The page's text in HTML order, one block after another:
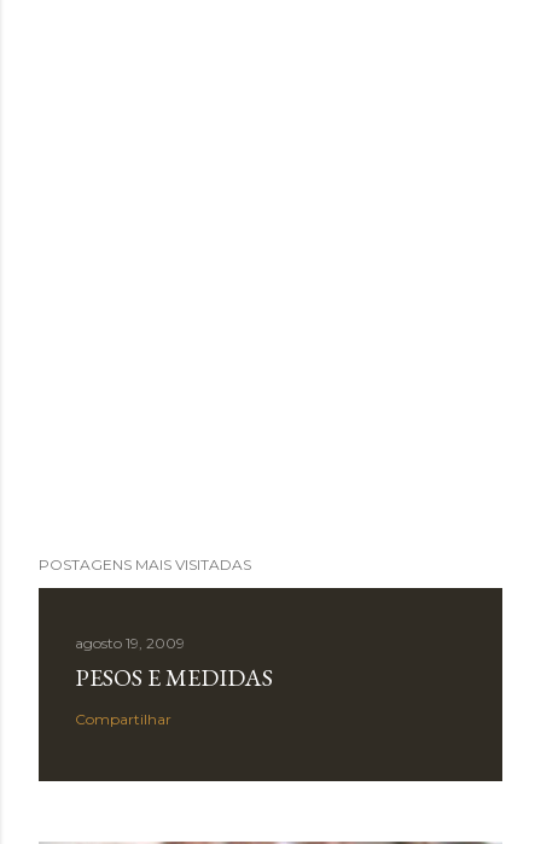
POSTAGENS MAIS VISITADAS
agosto 19, 2009
PESOS E MEDIDAS
Compartilhar